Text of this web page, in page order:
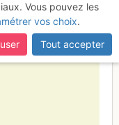
Vous pouvez les
vos choix.
Tout accepter